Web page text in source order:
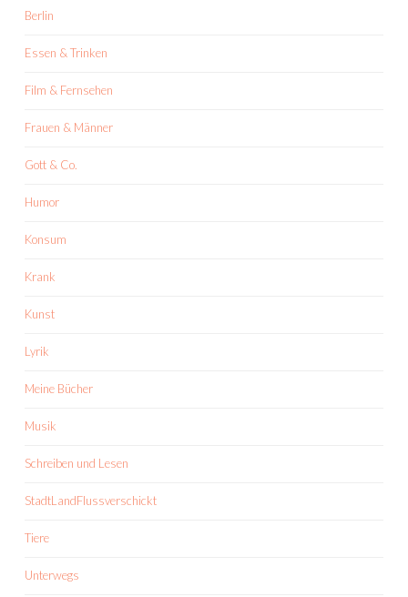
Berlin
Essen & Trinken
Film & Fernsehen
Frauen & Männer
Gott & Co.
Humor
Konsum
Krank
Kunst
Lyrik
Meine Bücher
Musik
Schreiben und Lesen
StadtLandFlussverschickt
Tiere
Unterwegs